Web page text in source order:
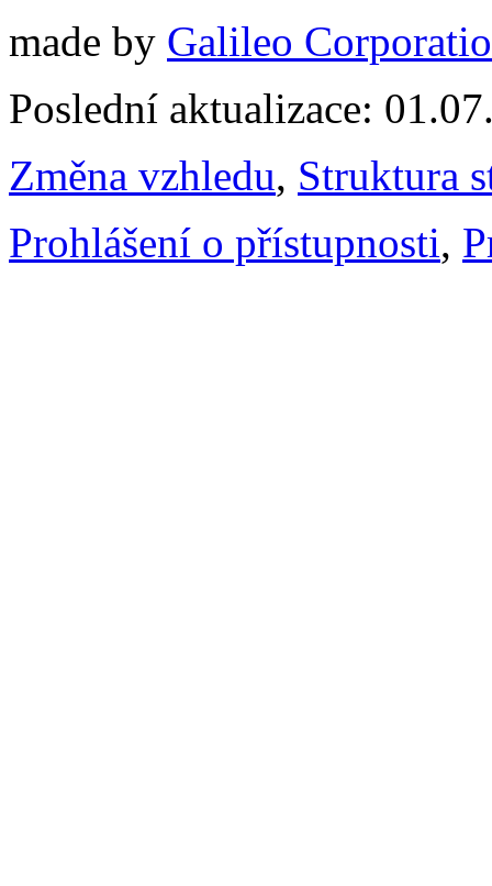
made by Galileo
Poslední aktualizace:
Změna vzhledu, Struktura
Prohlášení o přístupnosti,